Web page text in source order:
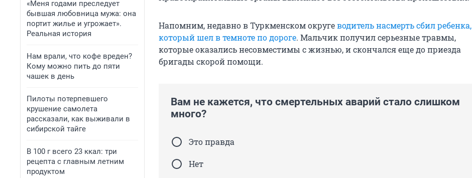
«Меня годами преследует
бывшая любовница мужа: она
портит жилье и угрожает».
Реальная история
Нам врали, что кофе вреден?
Кому можно пить до пяти
чашек в день
Пилоты потерпевшего
крушение самолета
рассказали, как выживали в
сибирской тайге
В 100 г всего 23 ккал: три
рецепта с главным летним
продуктом
Напомним, недавно в Туркменском округеводитель насмерть сбил ребенка,
который шел в темноте по дороге. Мальчик получил серьезные травмы,
которые оказались несовместимы с жизнью, и скончался еще до приезда
бригады скорой помощи.
Вам не кажется, что смертельных аварий стало слишком
много?
Это правда
Нет